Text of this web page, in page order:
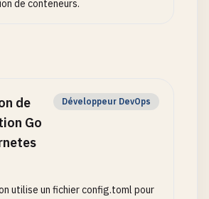
de conteneurs.
de
Go
Développeur DevOps
utilise un fichier config.toml pour